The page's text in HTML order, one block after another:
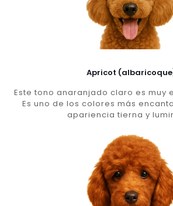
Apricot
Este tono anaranjado claro es muy
Es uno de los colores más
apariencia tierna y